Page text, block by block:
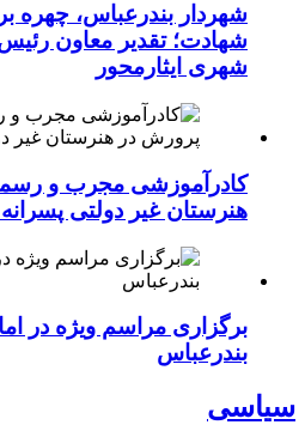
شهردار بندرعباس، چهره
شهادت؛ تقدیر معاون
شهری ایثارمحور
کادرآموزشی مجرب و
هنرستان غیر دولتی پسرانه
برگزاری مراسم ویژه در
بندرعباس
سیاسی